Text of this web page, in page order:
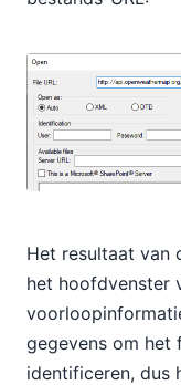
Het resultaat van
het hoofdvenster
gegevens om het
identificeren, dus